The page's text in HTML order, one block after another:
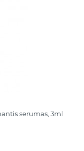
serumas, 3ml